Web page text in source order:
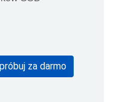
za darmo